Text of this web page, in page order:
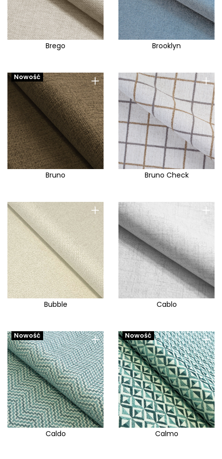
Brego Brooklyn
+
Nowość
Bruno
+
Bruno Check
+
Bubble
+
Cablo
+
Nowość
Caldo
+
Nowość
Calmo